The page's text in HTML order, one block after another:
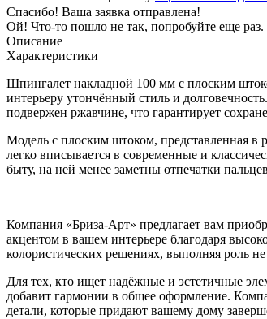
Спасибо! Ваша заявка отправлена!
Ой! Что-то пошло не так, попробуйте еще раз.
Описание
Характеристики
Шпингалет накладной 100 мм с плоским
интерьеру утончённый стиль и
подвержен ржавчине, что гарантирует
Модель с плоским штоком, представленная в
легко вписывается в современные и
быту, на ней менее заметны отпечатки
Компания «Бриза-Арт» предлагает вам
акцентом в вашем интерьере благодаря
колористических решениях, выполняя роль
Для тех, кто ищет надёжные и эстетичные
добавит гармонии в общее оформление.
детали, которые придают вашему дому